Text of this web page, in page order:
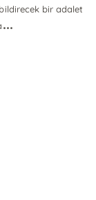
bir adalet
...